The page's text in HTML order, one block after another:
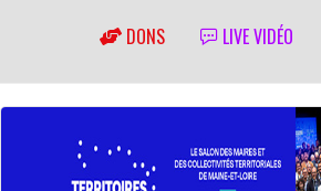
DONS LIVE VIDÉO